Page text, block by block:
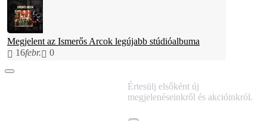
Megjelent az Ismerős Arcok legújabb stúdióalbuma
16febr. 0
Értesülj elsőként új
megjelenéseinkről és akcióinkról.